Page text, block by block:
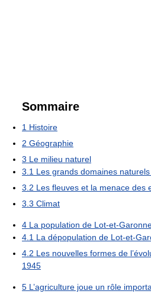
Sommaire
1 Histoire
2 Géographie
3 Le milieu naturel
3.1 Les grands domaines
3.2 Les fleuves et la menace des
3.3 Climat
4 La population de Lot-et-
4.1 La dépopulation de Lot-et-
4.2 Les nouvelles formes de
1945
5 L’agriculture joue un rôle